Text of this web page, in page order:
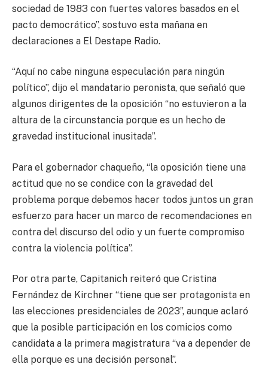
sociedad de 1983 con fuertes valores basados en el
pacto democrático”, sostuvo esta mañana en
declaraciones a El Destape Radio.
“Aquí no cabe ninguna especulación para ningún
político”, dijo el mandatario peronista, que señaló que
algunos dirigentes de la oposición “no estuvieron a la
altura de la circunstancia porque es un hecho de
gravedad institucional inusitada”.
Para el gobernador chaqueño, “la oposición tiene una
actitud que no se condice con la gravedad del
problema porque debemos hacer todos juntos un gran
esfuerzo para hacer un marco de recomendaciones en
contra del discurso del odio y un fuerte compromiso
contra la violencia política”.
Por otra parte, Capitanich reiteró que Cristina
Fernández de Kirchner “tiene que ser protagonista en
las elecciones presidenciales de 2023”, aunque aclaró
que la posible participación en los comicios como
candidata a la primera magistratura “va a depender de
ella porque es una decisión personal”.